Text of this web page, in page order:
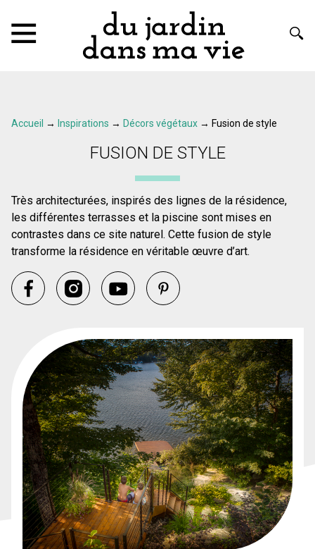
Accueil → Inspirations → Décors végétaux → Fusion de style
FUSION DE STYLE
Très architecturées, inspirés des lignes de la résidence,
les différentes terrasses et la piscine sont mises en
contrastes dans ce site naturel. Cette fusion de style
transforme la résidence en véritable œuvre d’art.